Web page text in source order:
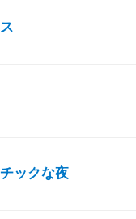
ックな夜